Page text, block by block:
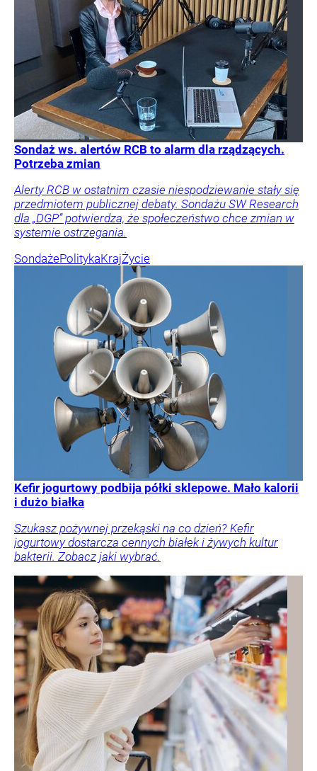
Sondaż ws. alertów RCB to alarm dla rządzących.
Potrzeba zmian
Alerty RCB w ostatnim czasie niespodziewanie stały się
przedmiotem publicznej debaty. Sondażu SW Research
dla „DGP” potwierdza, że społeczeństwo chce zmian w
systemie ostrzegania.
SondażePolitykaKrajŻycie
Kefir jogurtowy podbija półki sklepowe. Mało kalorii
i dużo białka
Szukasz pożywnej przekąski na co dzień? Kefir
jogurtowy dostarcza cennych białek i żywych kultur
bakterii. Zobacz jaki wybrać.